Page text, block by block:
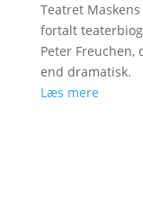
Teatret Maskens
fortalt
Peter
end dramatisk.
Læs mere